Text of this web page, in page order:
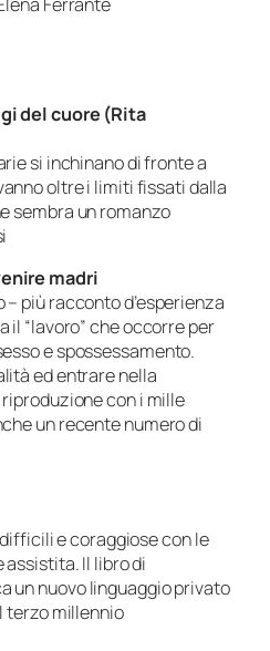
Ferrante
del cuore (Rita
si inchinano di fronte a
oltre i limiti fissati dalla
sembra un romanzo
madri
più racconto d’esperienza
“lavoro” che occorre per
e spossessamento.
ed entrare nella
con i mille
un recente numero di
e coraggiose con le
Il libro di
un nuovo linguaggio privato
terzo millennio